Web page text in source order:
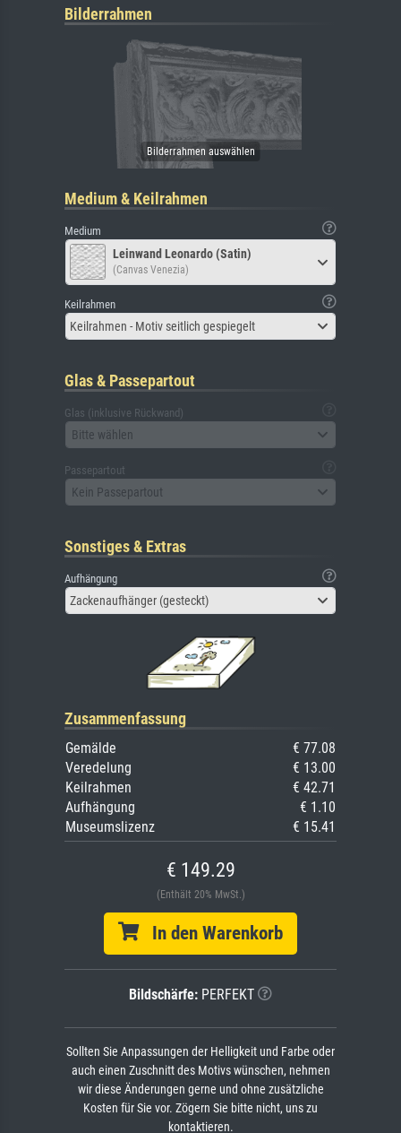
Bilderrahmen
Medium & Keilrahmen
Medium
Leinwand Leonardo (Satin)
(Canvas Venezia)
Keilrahmen
Keilrahmen - Motiv seitlich gespiegelt
Glas & Passepartout
Glas (inklusive Rückwand)
Bitte wählen
Passepartout
Kein Passepartout
Sonstiges & Extras
Aufhängung
Zackenaufhänger (gesteckt)
Zusammenfassung
Gemälde
€ 77.08
Veredelung
€ 13.00
Keilrahmen
€ 42.71
Aufhängung
€ 1.10
Museumslizenz
€ 15.41
€ 149.29
(Enthält 20% MwSt.)
In den Warenkorb
Bildschärfe: PERFEKT
Sollten Sie Anpassungen der Helligkeit und Farbe oder
auch einen Zuschnitt des Motivs wünschen, nehmen
wir diese Änderungen gerne und ohne zusätzliche
Kosten für Sie vor. Zögern Sie bitte nicht, uns zu
kontaktieren.